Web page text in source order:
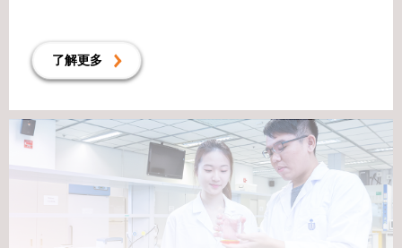
了解更多